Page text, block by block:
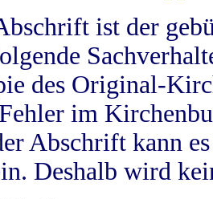
ist der
des Original-
im
Abschrift kann
Deshalb wird